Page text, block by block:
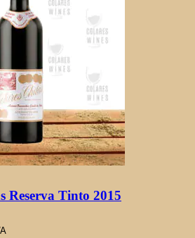
Reserva Tinto 2015